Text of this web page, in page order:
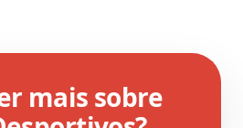
mais sobre